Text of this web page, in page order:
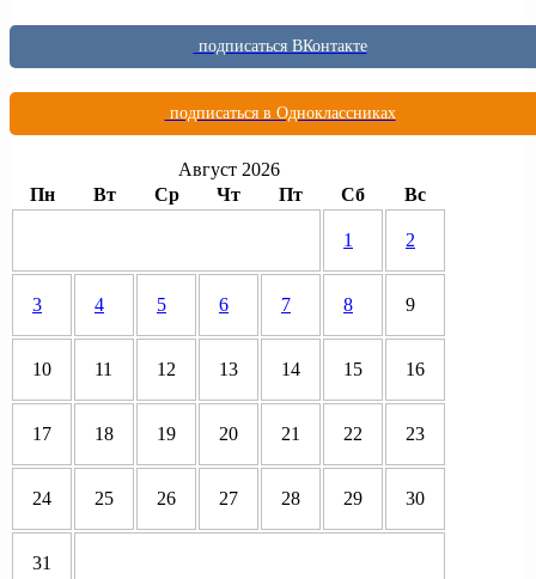
подписаться ВКонтакте
подписаться в Одноклассниках
Август 2026
Пн
Вт Ср Чт Пт Сб Вс
1 2
3 4 5 6 7 8 9
10 11 12 13 14 15 16
17 18 19 20 21 22 23
24 25 26 27 28 29 30
31